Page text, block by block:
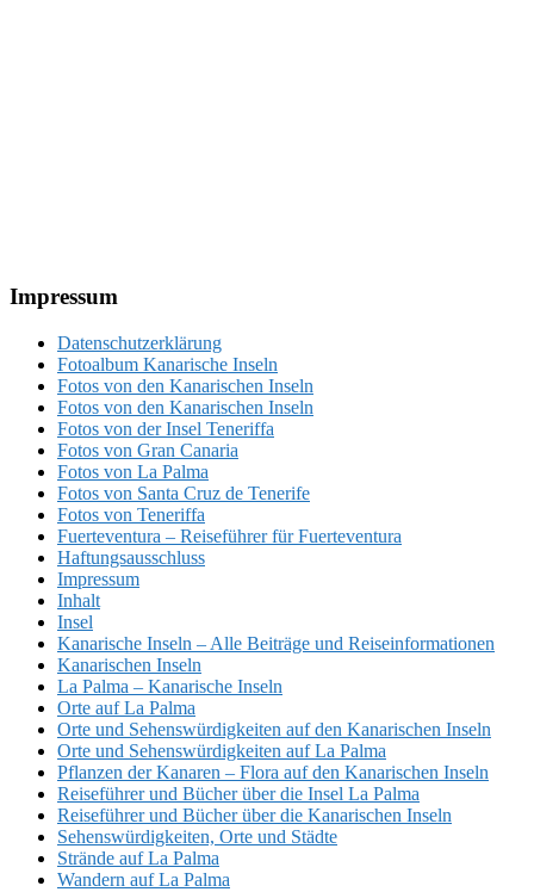
Footer
Impressum
Datenschutzerklärung
Fotoalbum Kanarische Inseln
Fotos von den Kanarischen Inseln
Fotos von den Kanarischen Inseln
Fotos von der Insel Teneriffa
Fotos von Gran Canaria
Fotos von La Palma
Fotos von Santa Cruz de Tenerife
Fotos von Teneriffa
Fuerteventura – Reiseführer für Fuerteventura
Haftungsausschluss
Impressum
Inhalt
Insel
Kanarische Inseln – Alle Beiträge und Reiseinformationen
Kanarischen Inseln
La Palma – Kanarische Inseln
Orte auf La Palma
Orte und Sehenswürdigkeiten auf den Kanarischen Inseln
Orte und Sehenswürdigkeiten auf La Palma
Pflanzen der Kanaren – Flora auf den Kanarischen Inseln
Reiseführer und Bücher über die Insel La Palma
Reiseführer und Bücher über die Kanarischen Inseln
Sehenswürdigkeiten, Orte und Städte
Strände auf La Palma
Wandern auf La Palma